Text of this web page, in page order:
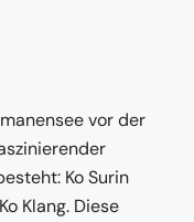
vor der
Ko Surin
Klang. Diese